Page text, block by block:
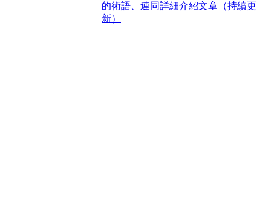
的術語、連同詳細介紹文章（持續更
新）